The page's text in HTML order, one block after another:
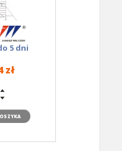
5 dni
zł